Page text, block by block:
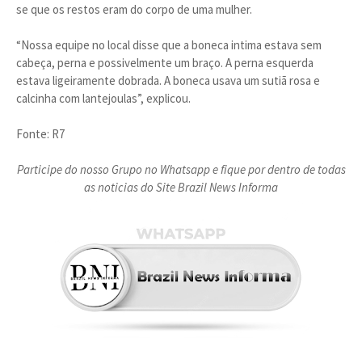
se que os restos eram do corpo de uma mulher.
“Nossa equipe no local disse que a boneca intima estava sem
cabeça, perna e possivelmente um braço. A perna esquerda
estava ligeiramente dobrada. A boneca usava um sutiã rosa e
calcinha com lantejoulas”, explicou.
Fonte: R7
Participe do nosso Grupo no Whatsapp e fique por dentro de todas
as noticias do Site Brazil News Informa